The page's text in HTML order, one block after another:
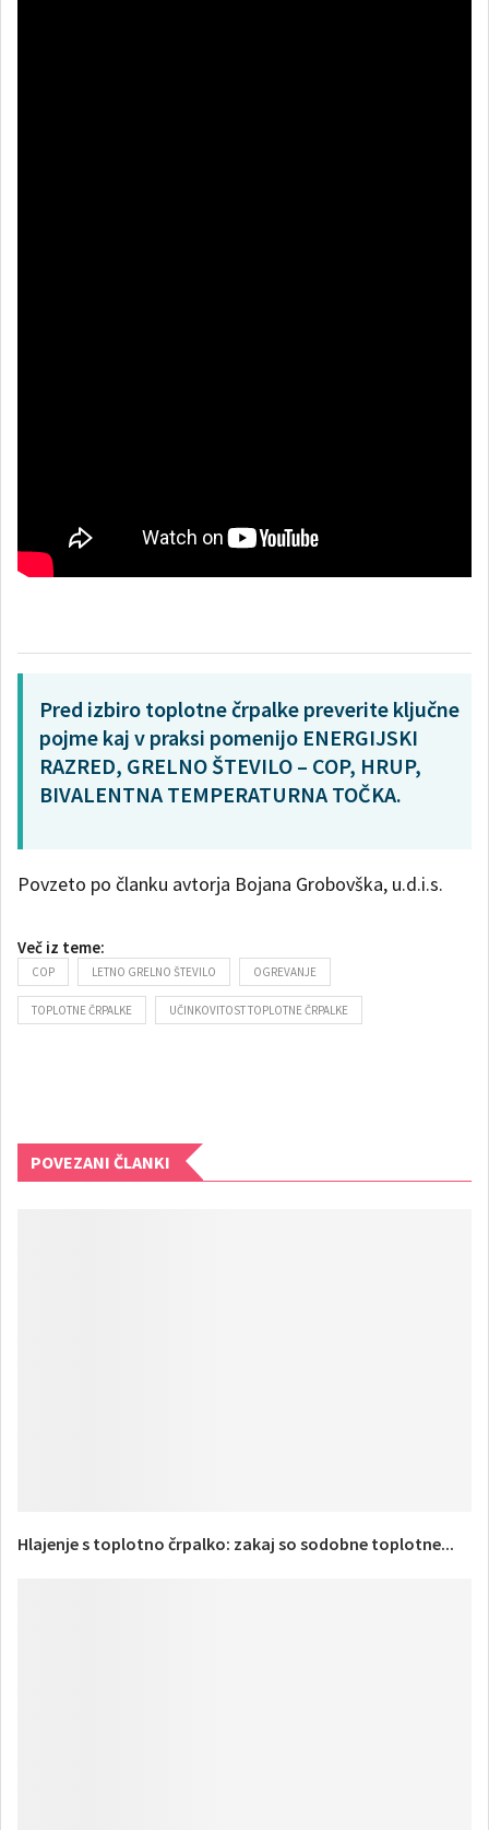
Pred izbiro toplotne črpalke preverite ključne
pojme kaj v praksi pomenijo ENERGIJSKI
RAZRED, GRELNO ŠTEVILO – COP, HRUP,
BIVALENTNA TEMPERATURNA TOČKA.
Povzeto po članku avtorja Bojana Grobovška, u.d.i.s.
Več iz teme:
COP LETNO GRELNO ŠTEVILO OGREVANJE
TOPLOTNE ČRPALKE UČINKOVITOST TOPLOTNE ČRPALKE
POVEZANI ČLANKI
Hlajenje s toplotno črpalko: zakaj so sodobne toplotne...